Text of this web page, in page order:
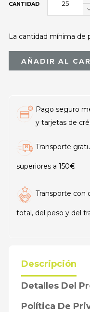
CANTIDAD
La cantidad mínima de
AÑADIR AL
Pago seguro
y tarjetas de
Transporte
superiores a 150€
Transporte con
total, del peso y del
Descripción
Detalles Del
Política De